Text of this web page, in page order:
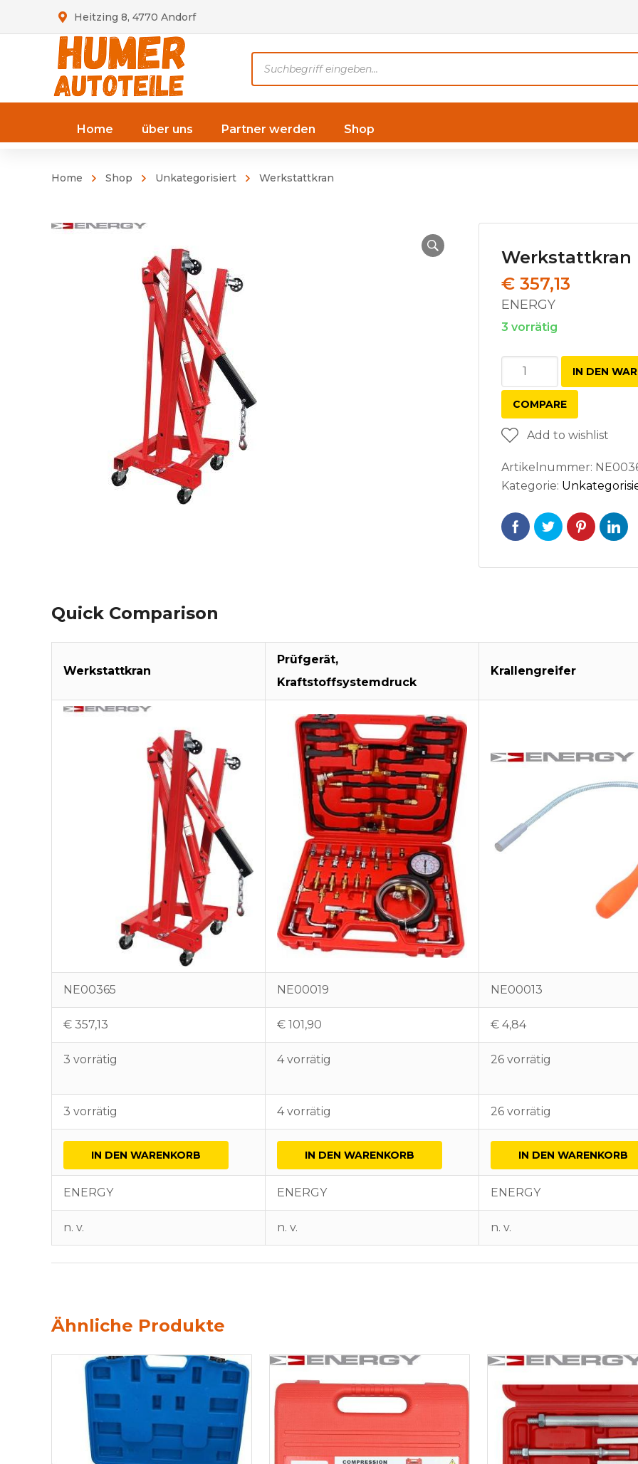
Heitzing 8, 4770 Andorf
search
Home über uns Partner werden Shop
Home Shop Unkategorisiert Werkstattkran
Werkstattkran
€ 357,13
ENERGY
3 vorrätig
Werkstattkran
Menge
IN DEN
COMPARE
Add to wishlist
Artikelnummer:
Kategorie:
Quick Comparison
Werkstattkran
Prüfgerät,
Kraftstoffsystemdruck
Krallengreifer
NE00365 NE00019 NE00013
€ 357,13 € 101,90 € 4,84
3 vorrätig 4 vorrätig 26 vorrätig
3 vorrätig 4 vorrätig 26 vorrätig
IN DEN WARENKORB IN DEN WARENKORB IN DEN WARENKORB
ENERGY ENERGY ENERGY
n. v. n. v. n. v.
Ähnliche Produkte